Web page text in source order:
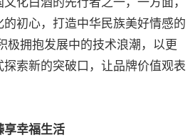
初心，打造中华民族美好情感的
极拥抱发展中的技术浪潮，以更
索新的突破口，让品牌价值观表
幸福生活